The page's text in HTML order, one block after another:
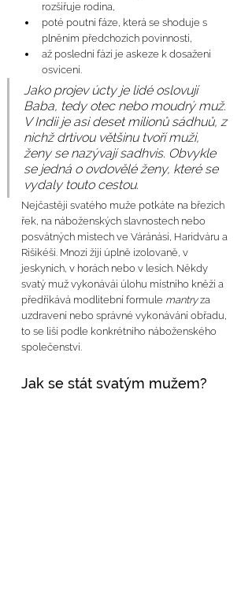
rozšiřuje rodina,
poté poutní fáze, která se shoduje s
plněním předchozích povinností,
až poslední fází je askeze k dosažení
osvícení.
Jako projev úcty je lidé oslovují
Baba, tedy otec nebo moudrý muž.
V Indii je asi deset milionů sádhuů, z
nichž drtivou většinu tvoří muži,
ženy se nazývají sadhvis. Obvykle
se jedná o ovdovělé ženy, které se
vydaly touto cestou.
Nejčastěji svatého muže potkáte na březích
řek, na náboženských slavnostech nebo
posvátných místech ve Váránásí, Haridváru a
Rišikéši. Mnozí žijí úplně izolovaně, v
jeskyních, v horách nebo v lesích. Někdy
svatý muž vykonávái úlohu místního kněží a
předříkává modlitební formule mantry za
uzdravení nebo správné vykonávání obřadu,
to se liší podle konkrétního náboženského
společenství.
Jak se stát svatým mužem?